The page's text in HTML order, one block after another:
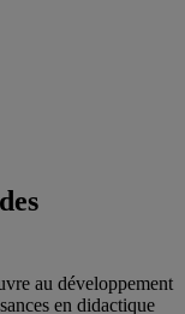
au développement
en didactique